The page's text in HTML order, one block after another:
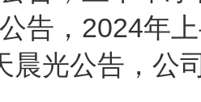
告，2024年
晨光公告，公